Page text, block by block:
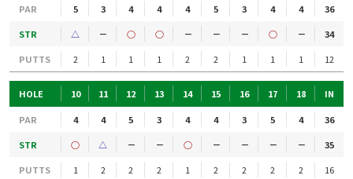
PAR 5 3 4 4 4 5 3 4 4
36
STR
△ － ○ ○ － － － ○ －
34
PUTTS
2 1 1 1 2 2 1 1 1 12
HOLE 10 11 12 13 14 15 16 17 18 IN
PAR 4 4 5 3 4 4 3 5 4
36
STR
○ △ － － ○ － － － －
35
PUTTS
1 2 2 2 1 2 2 2 2 16